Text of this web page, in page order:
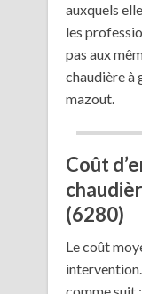
auxquels
les
pas aux
chaudière à
mazout.
Coût
(6280)
Le coût